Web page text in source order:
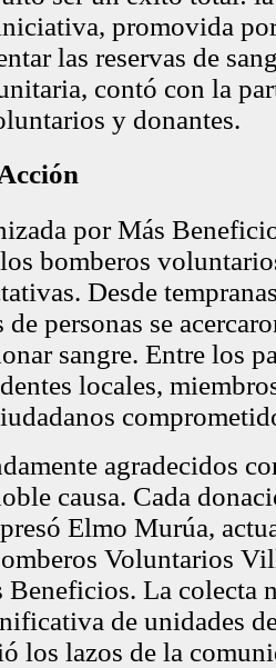
promovida
las reservas de
contó con la
y donantes.
por Más
bomberos
Desde
de personas se
sangre. Entre los
locales,
agradecidos
causa. Cada
Elmo Murúa,
Voluntarios
Beneficios. La colecta
de unidades
los lazos de la